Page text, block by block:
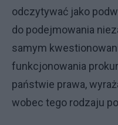
odczytywać jako
do podejmowania
samym
funkcjonowania
państwie prawa,
wobec tego rodzaju